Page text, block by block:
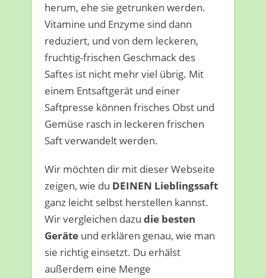
herum, ehe sie getrunken werden.
Vitamine und Enzyme sind dann
reduziert, und von dem leckeren,
fruchtig-frischen Geschmack des
Saftes ist nicht mehr viel übrig. Mit
einem Entsaftgerät und einer
Saftpresse können frisches Obst und
Gemüse rasch in leckeren frischen
Saft verwandelt werden.
Wir möchten dir mit dieser Webseite
zeigen, wie du DEINEN Lieblingssaft
ganz leicht selbst herstellen kannst.
Wir vergleichen dazu die besten
Geräte und erklären genau, wie man
sie richtig einsetzt. Du erhälst
außerdem eine Menge